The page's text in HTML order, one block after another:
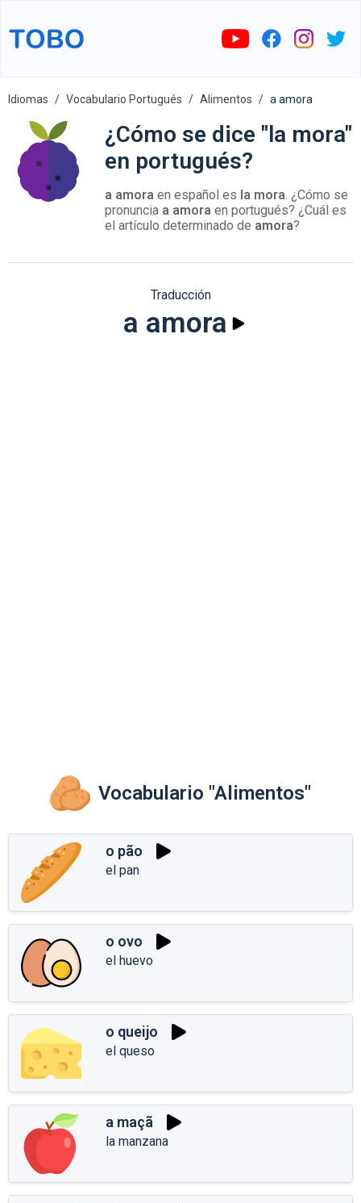
Idiomas Vocabulario Portugués Alimentos a amora
¿Cómo se dice "la mora"
en portugués?
a amora en español es la mora. ¿Cómo se
pronuncia a amora en portugués? ¿Cuál es
el artículo determinado de amora?
Traducción
a amora
Vocabulario "Alimentos"
o pão
el pan
o ovo
el huevo
o queijo
el queso
a maçã
la manzana